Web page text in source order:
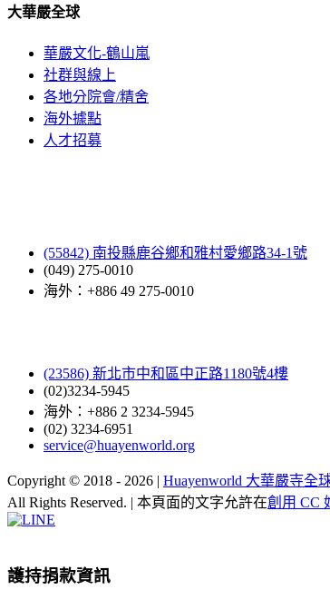
大華嚴全球
華嚴文化-鶴山嵐
社群與線上
各地分院會/精舍
海外據點
人才招募
(55842) 南投縣鹿谷鄉和雅村愛鄉路34-1號
(049) 275-0010
海外：+886 49 275-0010
(23586) 新北市中和區中正路1180號4樓
(02)3234-5945
海外：+886 2 3234-5945
(02) 3234-6951
service@huayenworld.org
Copyright © 2018 - 2026 | Huayenworld 大華嚴寺全
All Rights Reserved. | 本頁面的文字允許在創用 CC
Facebook
X
WeChat
YouTube
LINE
Bar
Area
護持捐款資訊